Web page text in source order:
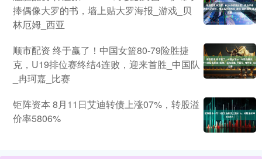
捧偶像大罗的书，墙上贴大罗海报_游戏_贝
林厄姆_西亚
顺市配资 终于赢了！中国女篮80-79险胜捷
克，U19排位赛终结4连败，迎来首胜_中国队
_冉珂嘉_比赛
钜阵资本 8月11日艾迪转债上涨07%，转股溢
价率5806%